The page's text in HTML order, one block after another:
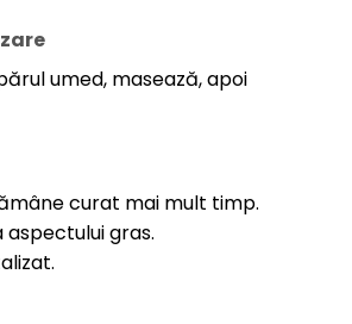
umed, masează, apoi
curat mai mult timp.
aspectului gras.